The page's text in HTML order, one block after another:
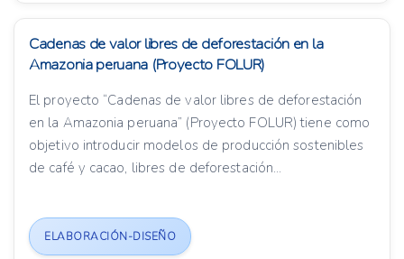
Cadenas de valor libres de deforestación en la
Amazonia peruana (Proyecto FOLUR)
El proyecto “Cadenas de valor libres de deforestación
en la Amazonia peruana” (Proyecto FOLUR) tiene como
objetivo introducir modelos de producción sostenibles
de café y cacao, libres de deforestación...
ELABORACIÓN-DISEÑO